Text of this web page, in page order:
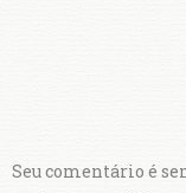
Seu comentário é